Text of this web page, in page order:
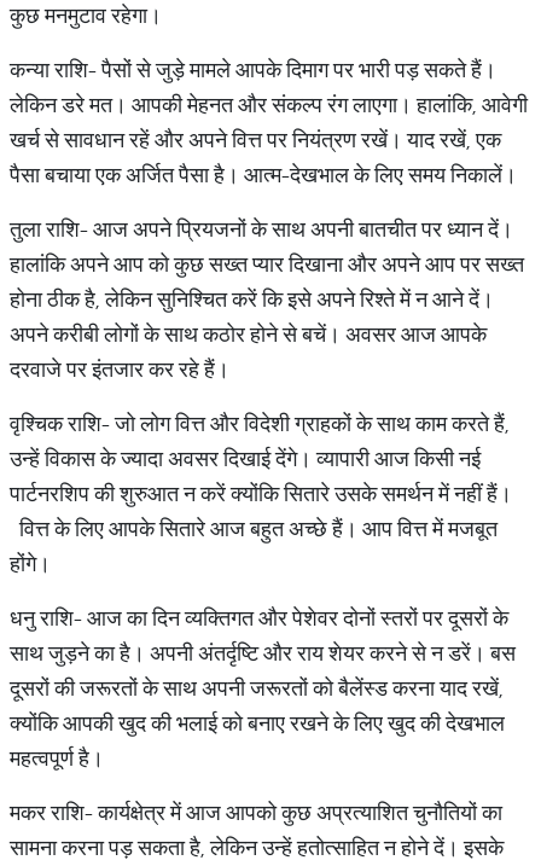
कुछ मनमुटाव रहेगा।
कन्या राशि- पैसों से जुड़े मामले आपके दिमाग पर भारी पड़ सकते हैं।
लेकिन डरे मत। आपकी मेहनत और संकल्प रंग लाएगा। हालांकि, आवेगी
खर्च से सावधान रहें और अपने वित्त पर नियंत्रण रखें। याद रखें, एक
पैसा बचाया एक अर्जित पैसा है। आत्म-देखभाल के लिए समय निकालें।
तुला राशि- आज अपने प्रियजनों के साथ अपनी बातचीत पर ध्यान दें।
हालांकि अपने आप को कुछ सख्त प्यार दिखाना और अपने आप पर सख्त
होना ठीक है, लेकिन सुनिश्चित करें कि इसे अपने रिश्ते में न आने दें।
अपने करीबी लोगों के साथ कठोर होने से बचें। अवसर आज आपके
दरवाजे पर इंतजार कर रहे हैं।
वृश्चिक राशि- जो लोग वित्त और विदेशी ग्राहकों के साथ काम करते हैं,
उन्हें विकास के ज्यादा अवसर दिखाई देंगे। व्यापारी आज किसी नई
पार्टनरशिप की शुरुआत न करें क्योंकि सितारे उसके समर्थन में नहीं हैं।
वित्त के लिए आपके सितारे आज बहुत अच्छे हैं। आप वित्त में मजबूत
होंगे।
धनु राशि- आज का दिन व्यक्तिगत और पेशेवर दोनों स्तरों पर दूसरों के
साथ जुड़ने का है। अपनी अंतर्दृष्टि और राय शेयर करने से न डरें। बस
दूसरों की जरूरतों के साथ अपनी जरूरतों को बैलेंस्ड करना याद रखें,
क्योंकि आपकी खुद की भलाई को बनाए रखने के लिए खुद की देखभाल
महत्वपूर्ण है।
मकर राशि- कार्यक्षेत्र में आज आपको कुछ अप्रत्याशित चुनौतियों का
सामना करना पड़ सकता है, लेकिन उन्हें हतोत्साहित न होने दें। इसके